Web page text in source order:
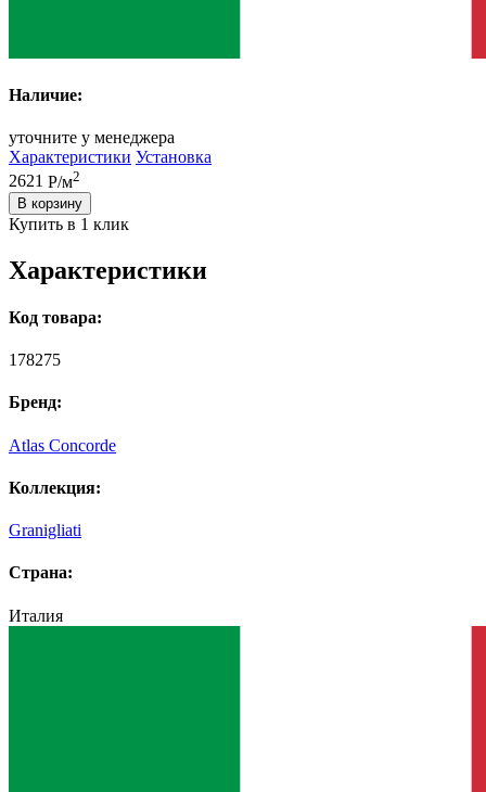
Наличие:
уточните у менеджера
Характеристики Установка
2621 Р/м2
В корзину
Купить в 1 клик
Характеристики
Код товара:
178275
Бренд:
Atlas Concorde
Коллекция:
Granigliati
Страна:
Италия